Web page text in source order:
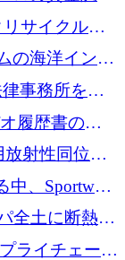
の開発を倍
サイクルシ
削減するた
の海洋インテ
万ドルを
事務所を強
調達
履歴書のた
射性同位元
に2,300万ポ
中、Sportway
全土に断熱材
を投資
ライチェーン